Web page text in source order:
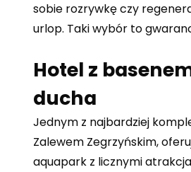
sobie rozrywkę czy
urlop. Taki wybór to
Hotel z
ducha
Jednym z najbardziej
Zalewem Zegrzyńskim,
aquapark z licznymi